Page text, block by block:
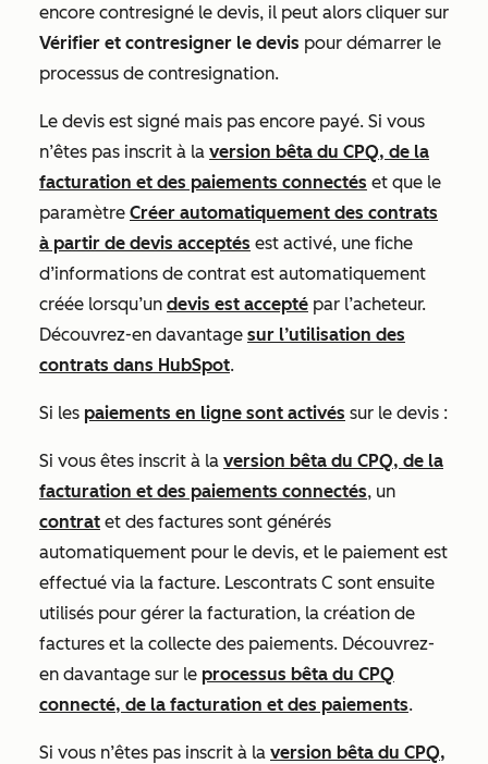
encore contresigné le devis, il peut alors cliquer sur
Vérifier et contresigner le devis pour démarrer le
processus de contresignation.
Le devis est signé mais pas encore payé. Si vous
n’êtes pas inscrit à la version bêta du CPQ, de la
facturation et des paiements connectés et que le
paramètre Créer automatiquement des contrats
à partir de devis acceptés est activé, une fiche
d’informations de contrat est automatiquement
créée lorsqu’un devis est accepté par l’acheteur.
Découvrez-en davantage sur l’utilisation des
contrats dans HubSpot.
Si les paiements en ligne sont activés sur le devis :
Si vous êtes inscrit à la version bêta du CPQ, de la
facturation et des paiements connectés, un
contrat et des factures sont générés
automatiquement pour le devis, et le paiement est
effectué via la facture. Lescontrats C sont ensuite
utilisés pour gérer la facturation, la création de
factures et la collecte des paiements. Découvrez-
en davantage sur le processus bêta du CPQ
connecté, de la facturation et des paiements.
Si vous n’êtes pas inscrit à la version bêta du CPQ,